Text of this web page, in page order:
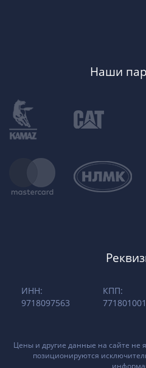
Наши
ИНН:
9718097563
КПП:
771801001
Цены и другие данные на сайте не
позиционируются